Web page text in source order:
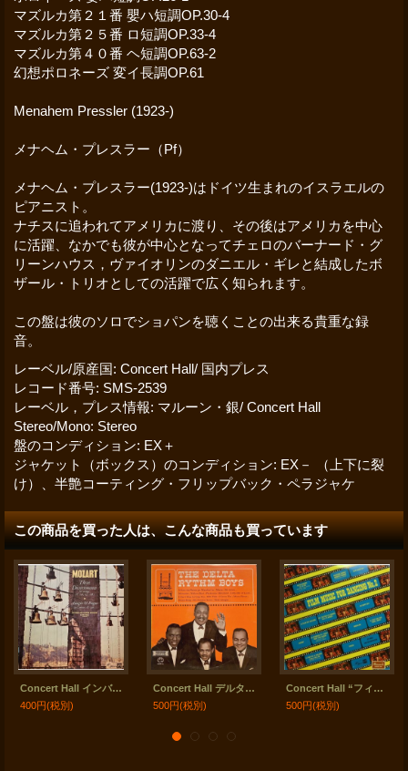
マズルカ第２１番 嬰ハ短調OP.30-4
マズルカ第２５番 ロ短調OP.33-4
マズルカ第４０番 ヘ短調OP.63-2
幻想ポロネーズ 変イ長調OP.61
Menahem Pressler (1923-)
メナヘム・プレスラー（Pf）
メナヘム・プレスラー(1923-)はドイツ生まれのイスラエルの
ピアニスト。
ナチスに追われてアメリカに渡り、その後はアメリカを中心
に活躍、なかでも彼が中心となってチェロのバーナード・グ
リーンハウス，ヴァイオリンのダニエル・ギレと結成したボ
ザール・トリオとしての活躍で広く知られます。
この盤は彼のソロでショパンを聴くことの出来る貴重な録
音。
レーベル/原産国: Concert Hall/ 国内プレス
レコード番号: SMS-2539
レーベル，プレス情報: マルーン・銀/ Concert Hall
Stereo/Mono: Stereo
盤のコンディション: EX＋
ジャケット（ボックス）のコンディション: EX－ （上下に裂
け）、半艶コーティング・フリップバック・ペラジャケ
この商品を買った人は、こんな商品も買っています
Concert Hall インバル／モーツァルト ディヴェルティメント集, アダージョとフーガ
400円(税別)
Concert Hall デルタ・リズム・ボーイズ
500円(税別)
Concert Hall “フィルム・ミュージック・フォー・ダンシングII”
500円(税別)